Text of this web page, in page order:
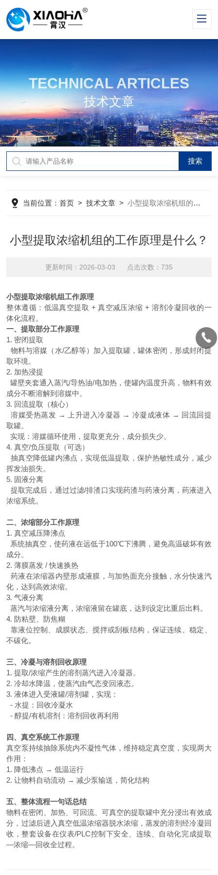
TECHNICAL ARTICLES
技术文章
当前位置：首页 >技术文章 >小型提取浓缩机组的工作原理是什么？
小型提取浓缩机组的工作原理是什么？
更新时间：2026-03-03 点击次数：735
小型提取浓缩机组工作原理
整体遵循：低温真空提取 + 真空减压浓缩 + 溶剂冷凝回收的一
体化流程。
一、提取部分工作原理
1. 密闭提取
物料与溶媒（水/乙醇等）加入提取罐，罐体密闭，形成封闭提
取环境。
2. 加热浸提
罐壁夹套通入蒸汽/导热油/电加热，使罐内温度升高，物料有效
成分不断溶解到溶媒中。
3. 回流提取（核心）
溶媒受热蒸发 → 上升进入冷凝器 → 冷凝成液体 → 回流回提
取罐。
实现：溶媒循环使用，提取更充分，成分损失少。
4. 真空/负压提取（可选）
抽真空降低罐内沸点，实现低温提取，保护热敏性成分，减少
挥发油损失。
5. 固液分离
提取完成后，通过过滤/排渣口实现药渣与药液分离，药液进入
浓缩系统。
二、浓缩部分工作原理
1. 真空减压降沸点
系统抽真空，使药液在远低于100℃下沸腾，避免高温破坏有效
成分。
2. 薄膜蒸发 / 快速换热
药液在浓缩器内壁形成液膜，与加热面充分接触，水分快速汽
化，达到高效浓缩。
3. 气液分离
蒸汽与浓缩液分离，浓缩液留在罐底，达到设定比重后出料。
4. 防粘壁、防焦糊
靠液位控制、成膜状态、搅拌或刮板结构，保证连续、稳定、
不碳化。
三、冷凝与溶剂回收原理
1. 提取/浓缩产生的溶剂蒸汽进入冷凝器。
2. 冷却水降温，使蒸汽由气态变回液态。
3. 液体进入受液罐/溶剂罐，实现：
- 水提：回收冷凝水
- 醇提/有机溶剂：溶剂回收再利用
四、真空系统工作原理
真空泵持续抽除系统内不凝性气体，维持稳定真空度，实现两大
作用：
1. 降低沸点 → 低温运行
2. 让物料自动流动 → 减少泵输送，简化结构
五、整体流程一句话总结
物料在密闭、加热、可回流、可真空的提取罐中充分浸出有效成
分，过滤后进入真空低温浓缩器脱水浓缩，蒸发的溶剂经冷凝回
收，整套设备在仪表/PLC控制下安全、连续、自动化完成提取
—浓缩—回收全过程。